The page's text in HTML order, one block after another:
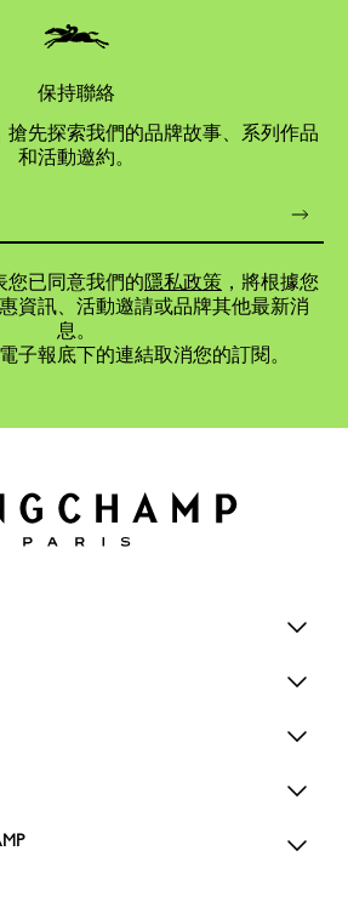
保持聯絡
搶先探索我們的品牌故事、系列作品
和活動邀約。
您已同意我們的隱私政策 ，將根據您
資訊、活動邀請或品牌其他最新消
息。
子報底下的連結取消您的訂閱。